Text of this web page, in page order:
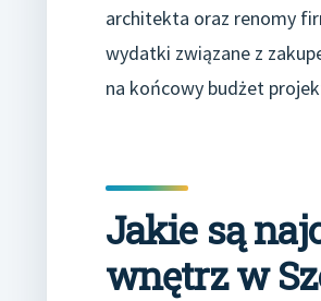
architekta oraz renomy
wydatki związane z
na końcowy budżet
Jakie są
wnętrz w